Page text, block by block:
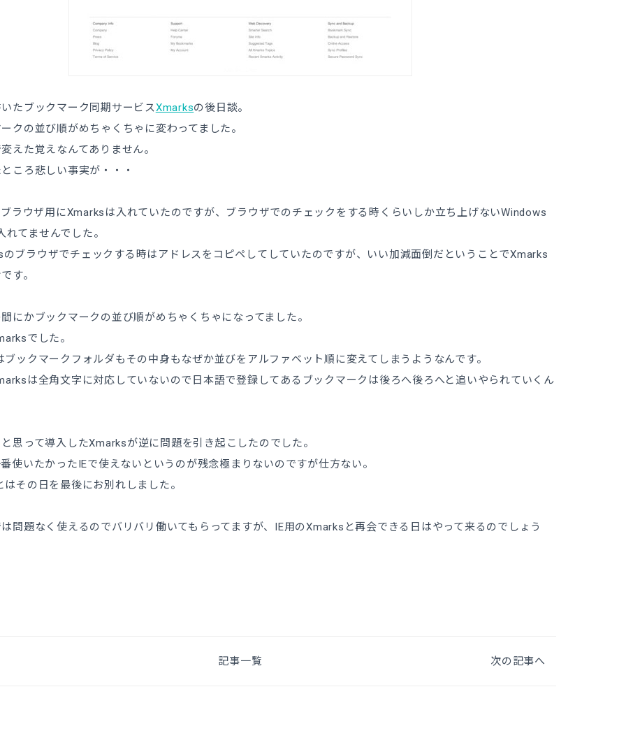
たブックマーク同期サービスXmarksの後日談。
クの並び順がめちゃくちゃに変わってました。
えた覚えなんてありません。
ころ悲しい事実が・・・
ラウザ用にXmarksは入れていたのですが、ブラウザでのチェックをする時くらいしか立ち上げないWindows
てませんでした。
ブラウザでチェックする時はアドレスをコピペしてしていたのですが、いい加減面倒だということでXmarks
す。
にかブックマークの並び順がめちゃくちゃになってました。
でした。
ブックマークフォルダもその中身もなぜか並びをアルファベット順に変えてしまうようなんです。
は全角文字に対応していないので日本語で登録してあるブックマークは後ろへ後ろへと追いやられていくん
思って導入したXmarksが逆に問題を引き起こしたのでした。
使いたかったIEで使えないというのが残念極まりないのですが仕方ない。
その日を最後にお別れしました。
問題なく使えるのでバリバリ働いてもらってますが、IE用のXmarksと再会できる日はやって来るのでしょう
記事一覧 次の記事へ